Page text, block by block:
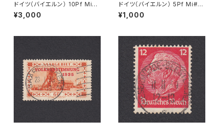
ドイツ（バイエルン） 10Pf Mi#7
8 使用済み切手｜MOORENW
EIS 22.JUL.1912
¥3,000
ドイツ（バイエルン） 5Pf Mi#9
5 I 使用済み切手｜BAMBERG
8.1.1920
¥1,000